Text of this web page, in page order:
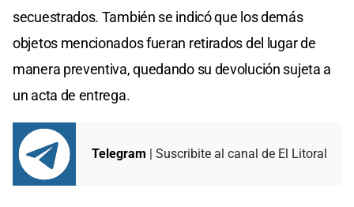
secuestrados. También se indicó que los demás
objetos mencionados fueran retirados del lugar de
manera preventiva, quedando su devolución sujeta a
un acta de entrega.
Telegram | Suscribite al canal de El Litoral